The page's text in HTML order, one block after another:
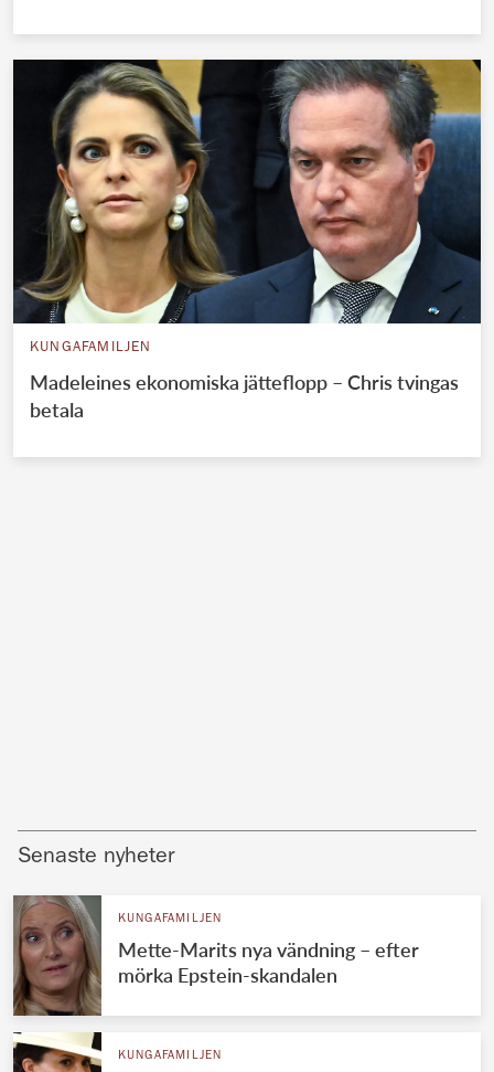
KUNGAFAMILJEN
Madeleines ekonomiska jätteflopp – Chris tvingas
betala
Senaste nyheter
KUNGAFAMILJEN
Mette-Marits nya vändning – efter
mörka Epstein-skandalen
KUNGAFAMILJEN